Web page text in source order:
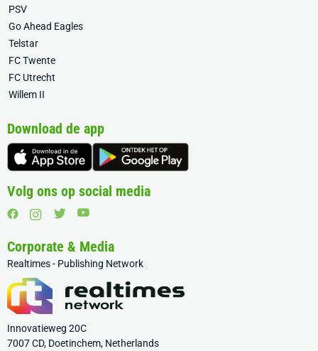
PSV
Go Ahead Eagles
Telstar
FC Twente
FC Utrecht
Willem II
Download de app
Volg ons op social media
Corporate & Media
Realtimes - Publishing Network
Innovatieweg 20C
7007 CD, Doetinchem, Netherlands